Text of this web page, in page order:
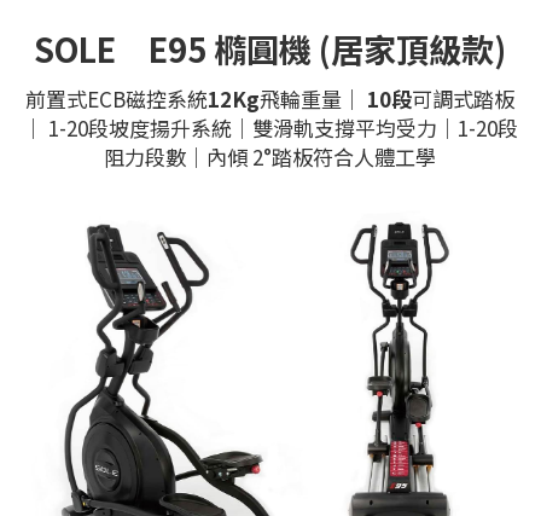
SOLE　E95 橢圓機 (居家頂級款)
前置式ECB磁控系統12Kg飛輪重量｜ 10段可調式踏板
｜ 1-20段坡度揚升系統｜雙滑軌支撐平均受力｜1-20段
阻力段數｜內傾 2°踏板符合人體工學